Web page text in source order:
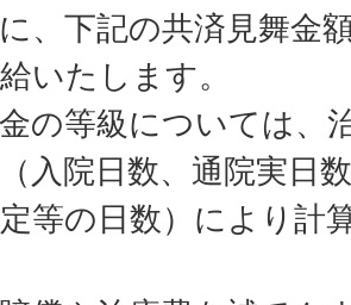
、下記の共済見舞金
いたします。
の等級については、
入院日数、通院実日
等の日数）により計